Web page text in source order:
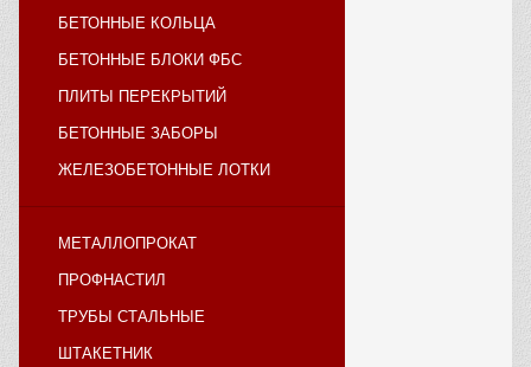
БЕТОННЫЕ КОЛЬЦА
БЕТОННЫЕ БЛОКИ ФБС
ПЛИТЫ ПЕРЕКРЫТИЙ
БЕТОННЫЕ ЗАБОРЫ
ЖЕЛЕЗОБЕТОННЫЕ ЛОТКИ
МЕТАЛЛОПРОКАТ
ПРОФНАСТИЛ
ТРУБЫ СТАЛЬНЫЕ
ШТАКЕТНИК